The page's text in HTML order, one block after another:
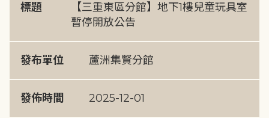
標題
【三重東區分館】地下1樓兒童玩具室
暫停開放公告
發布單位 蘆洲集賢分館
發佈時間 2025-12-01